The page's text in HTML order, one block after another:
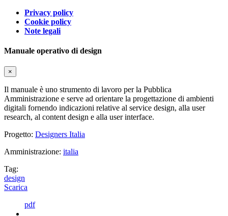
Privacy policy
Cookie policy
Note legali
Manuale operativo di design
×
Il manuale è uno strumento di lavoro per la Pubblica
Amministrazione e serve ad orientare la progettazione di ambienti
digitali fornendo indicazioni relative al service design, alla user
research, al content design e alla user interface.
Progetto: Designers Italia
Amministrazione: italia
Tag:
design
Scarica
pdf